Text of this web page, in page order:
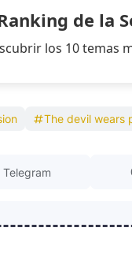
de la
los 10 temas
The devil wears
Telegram